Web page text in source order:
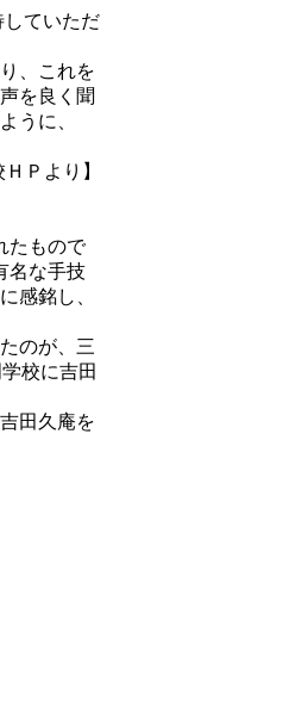
ていただ
、これを
を良く聞
うに、
Ｐより】
たもので
名な手技
感銘し、
のが、三
校に吉田
田久庵を